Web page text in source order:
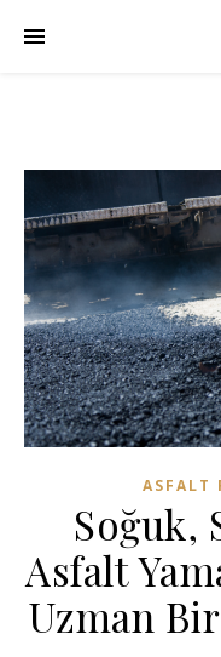
ASFALT
Soğuk,
Asfalt
Uzman